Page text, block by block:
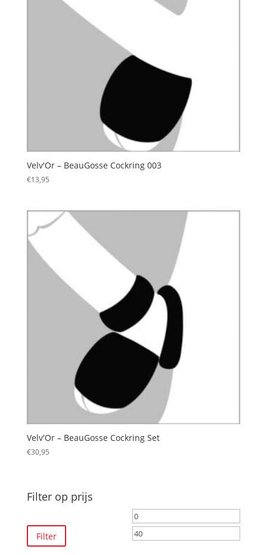
Velv'Or – BeauGosse Cockring 003
€13,95
Velv'Or – BeauGosse Cockring Set
€30,95
Filter op prijs
Min.
prijs
Filter